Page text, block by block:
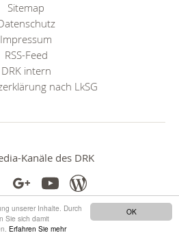
OK
unserer Inhalte. Durch
Sie sich damit
Erfahren Sie mehr
Sitemap
Impressum
RSS-Feed
DRK intern
nach LkSG
Kanäle des DRK